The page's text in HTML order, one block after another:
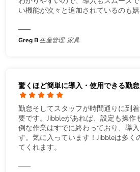
い機能が次々と追加されているのも嬉
Greg B 生産管理, 家具
驚くほど簡単に導入・使用できる勤
勤怠そしてスタッフが時間通りに到
要です。Jibbleがあれば、設定も操作
倒な作業はすでに終わっており、導
す。気に入っています！Jibbleは多く
てくれます。